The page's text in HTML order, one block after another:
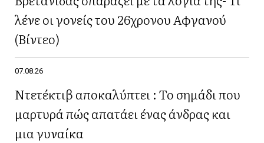
λένε οι γονείς του 26χρονου Αφγανού
(Βίντεο)
07.08.26
Ντετέκτιβ αποκαλύπτει : Το σημάδι που
μαρτυρά πώς απατάει ένας άνδρας και
μια γυναίκα